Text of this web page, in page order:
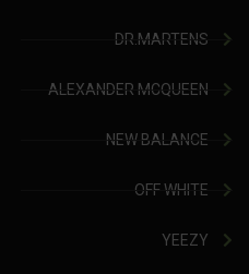
DR.MARTENS
ALEXANDER MCQUEEN
NEW BALANCE
OFF WHITE
YEEZY